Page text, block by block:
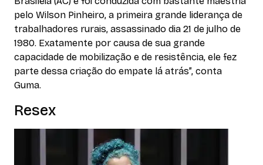
pelo Wilson Pinheiro, a primeira grande liderança de
trabalhadores rurais, assassinado dia 21 de julho de
1980. Exatamente por causa de sua grande
capacidade de mobilização e de resistência, ele fez
parte dessa criação do empate lá atrás”, conta
Guma.
Resex